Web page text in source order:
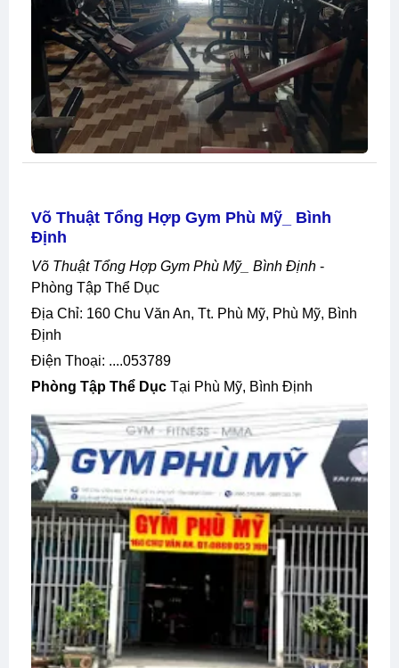
Võ Thuật Tổng Hợp Gym Phù Mỹ_ Bình
Định
Võ Thuật Tổng Hợp Gym Phù Mỹ_ Bình Định -
Phòng Tập Thể Dục
Địa Chỉ: 160 Chu Văn An, Tt. Phù Mỹ, Phù Mỹ, Bình
Định
Điện Thoại: ....053789
Phòng Tập Thể Dục Tại Phù Mỹ, Bình Định